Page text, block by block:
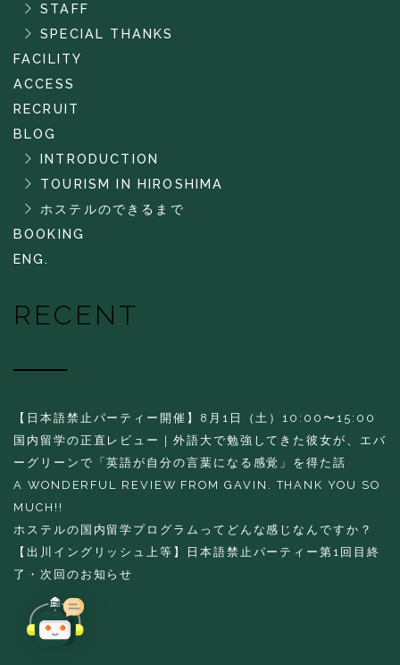
STAFF
SPECIAL THANKS
FACILITY
ACCESS
RECRUIT
BLOG
INTRODUCTION
TOURISM IN HIROSHIMA
ホステルのできるまで
BOOKING
ENG.
RECENT
【日本語禁止パーティー開催】8月1日（土）10:00〜15:00
国内留学の正直レビュー｜外語大で勉強してきた彼女が、エバ
ーグリーンで「英語が自分の言葉になる感覚」を得た話
A WONDERFUL REVIEW FROM GAVIN. THANK YOU SO
MUCH!!
ホステルの国内留学プログラムってどんな感じなんですか？
【出川イングリッシュ上等】日本語禁止パーティー第1回目終
了・次回のお知らせ